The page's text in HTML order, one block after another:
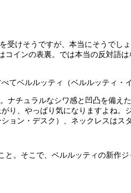
けそうですが、本当にそうでし
インの表裏。では本当の反対語
チュラルなシワ感と凹凸を備え
、やっぱり気になりますよね。
ョン・デスク）、ネックレスはス
。そこで、ベルルッティの新作